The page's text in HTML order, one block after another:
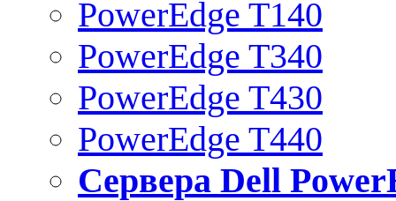
PowerEdge T140
PowerEdge T340
PowerEdge T430
PowerEdge T440
Сервера Dell